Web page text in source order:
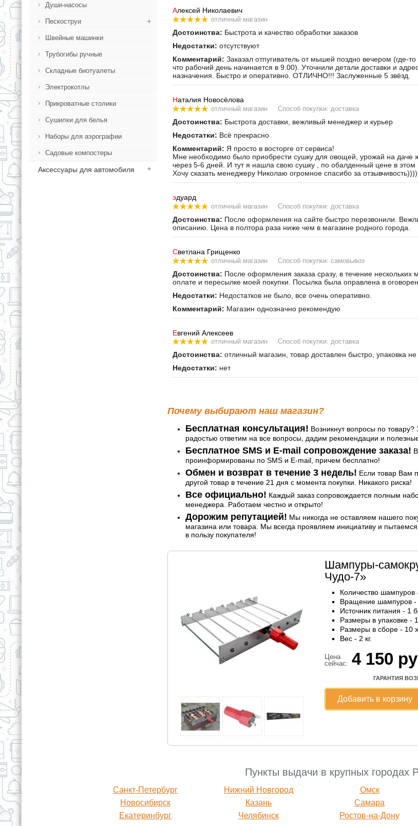
Души-насосы
Пескоструи
Швейные машинки
Трубогибы ручные
Складные биотуалеты
Электрокотлы
Прикроватные столики
Сушилки для белья
Наборы для аэрографии
Садовые компостеры
Аксессуары для автомобиля
Алексей Николаевич
отличный магазин
Достоинства: Быстрота и качество обработки заказов
Недостатки: отсутствуют
Комментарий: Заказал отпугиватель от мышей поздно вечером (где-
что рабочий день начинается в 9.00). Уточнили детали доставки и
назначения. Быстро и оперативно. ОТЛИЧНО!!! Заслуженные 5 звёзд.
Наталия Новосёлова
отличный магазин Способ покупки: доставка
Достоинства: Быстрота доставки, вежливый менеджер и курьер
Недостатки: Всё прекрасно
Комментарий: Я просто в восторге от сервиса!
Мне необходимо было приобрести сушку для овощей, урожай на даче
через 5-6 дней. И тут я нашла свою сушку , по обалденный цене в
Хочу сказать менеджеру Николаю огромное спасибо за отзывчивость))))
эдуард
отличный магазин Способ покупки: доставка
Достоинства: После оформления на сайте быстро перезвонили.
описанию. Цена в полтора раза ниже чем в магазине родного города.
Светлана Грищенко
отличный магазин Способ покупки: самовывоз
Достоинства: После оформления заказа сразу, в течение
оплате и пересылке моей покупки. Посылка была оправлена в
Недостатки: Недостатков не было, все очень оперативно.
Комментарий: Магазин однозначно рекомендую
Евгений Алексеев
отличный магазин Способ покупки: доставка
Достоинства: отличный магазин, товар доставлен быстро, упаковка
Недостатки: нет
Почему выбирают наш магазин?
Бесплатная консультация! Возникнут вопросы по
радостью ответим на все вопросы, дадим рекомендации и
Бесплатное SMS и E-mail сопровождение заказа!
проинформированы по SMS и E-mail, причем бесплатно!
Обмен и возврат в течение 3 недель! Если товар Вам
другой товар в течение 21 дня с момента покупки. Никакого риска!
Все официально! Каждый заказ сопровождается полным
менеджера. Работаем честно и открыто!
Дорожим репутацией! Мы никогда не оставляем нашего
магазина или товара. Мы всегда проявляем инициативу и
в пользу покупателя!
Шампуры-
Чудо-7»
Количество шампуров
Вращение шампуров -
Источник питания - 1
Размеры в упаковке -
Размеры в сборе - 10
Вес - 2 кг.
Цена
сейчас: 4 150
ГАРАНТИЯ
Добавить в корзину
Пункты выдачи в крупных городах
Санкт-Петербург
Новосибирск
Екатеринбург
Нижний Новгород
Казань
Челябинск
Омск
Самара
Ростов-на-Дону